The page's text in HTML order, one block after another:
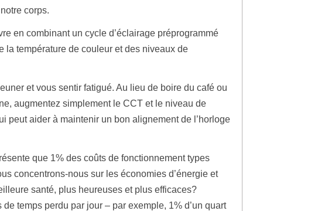
corps.
en combinant un cycle d’éclairage préprogrammé
la température de couleur et des niveaux de
et vous sentir fatigué. Au lieu de boire du café ou
augmentez simplement le CCT et le niveau de
peut aider à maintenir un bon alignement de l’horloge
que 1% des coûts de fonctionnement types
concentrons-nous sur les économies d’énergie et
santé, plus heureuses et plus efficaces?
temps perdu par jour – par exemple, 1% d’un quart